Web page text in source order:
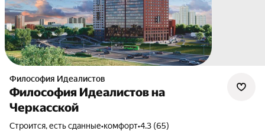
Философия Идеалистов
Философия Идеалистов на
Черкасской
Строится, есть сданные•комфорт•4.3 (65)